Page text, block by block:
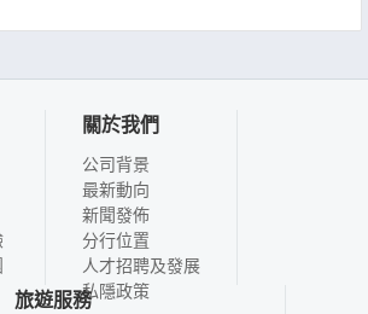
關於我們
公司背景
最新動向
新聞發佈
分行位置
人才招聘及發展
私隱政策
旅遊服務